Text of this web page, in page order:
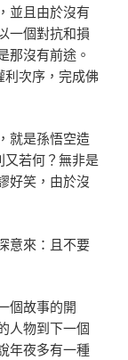
並且由於沒有
一個對抗和損
那沒有前途。
利次序，完成佛
就是孫悟空造
若何？無非是
好笑，由於沒
意來：且不要
個故事的開
人物到下一個
年夜多有一種